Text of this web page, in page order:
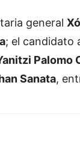
general
; el candidato
Palomo
Sanata,